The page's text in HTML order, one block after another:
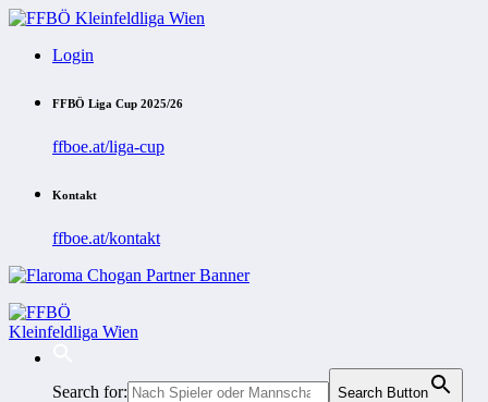
Login
FFBÖ Liga Cup 2025/26
ffboe.at/liga-cup
Kontakt
ffboe.at/kontakt
Search for: Search Button